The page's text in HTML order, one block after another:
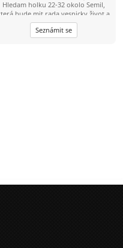
Hledam holku 22-32 okolo Semil,
bude mit rada vesnicky život a
zaroven mezinarodni (jazyky, atd)
upřijmná, loajalni a bezdětna ktery
bude chtit časem založit rodinu.
Seznámit se